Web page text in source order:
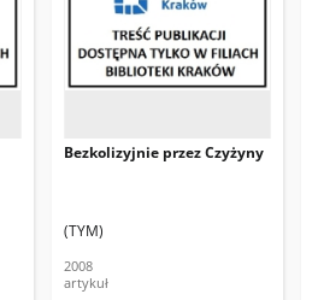
Bezkolizyjnie przez Czyżyny
(TYM)
2008
artykuł